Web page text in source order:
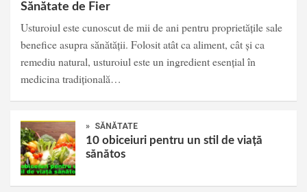
Sănătate de Fier
Usturoiul este cunoscut de mii de ani pentru proprietățile sale
benefice asupra sănătății. Folosit atât ca aliment, cât și ca
remediu natural, usturoiul este un ingredient esențial în
medicina tradițională…
» SĂNĂTATE
10 obiceiuri pentru un stil de viață
sănătos